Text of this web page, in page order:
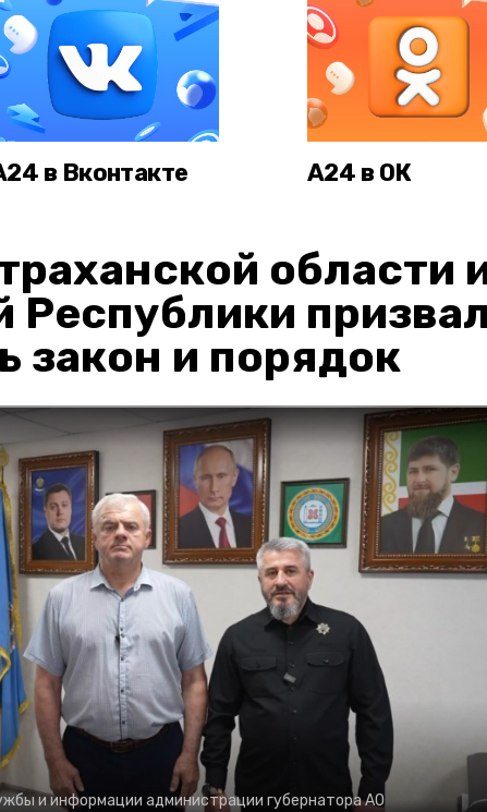
в Вконтакте А24 в ОК
области
Республики
закон и порядок
и информации администрации губернатора АО